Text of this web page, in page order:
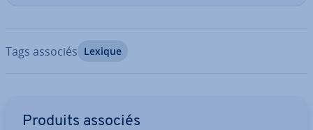
Tags associés Lexique
Produits associés